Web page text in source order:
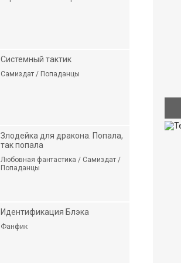
Системный тактик
Самиздат / Попаданцы
Злодейка для дракона. Попала,
так попала
Любовная фантастика / Самиздат /
Попаданцы
Идентификация Блэка
Фанфик